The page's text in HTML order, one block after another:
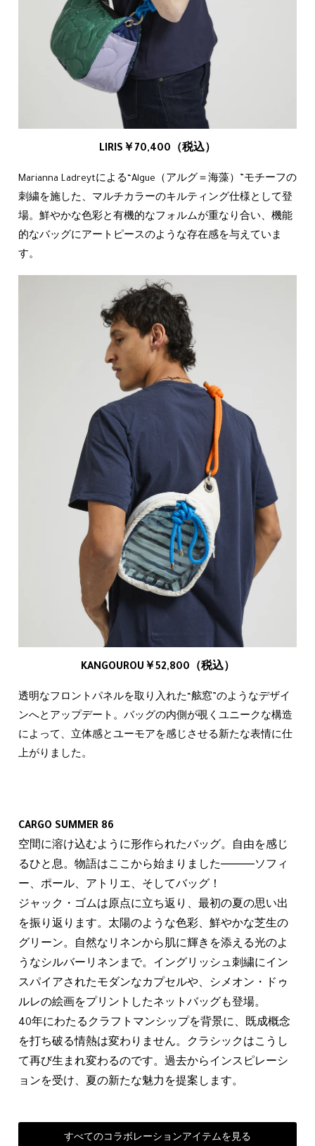
LIRIS￥70,400（税込）
Marianna Ladreytによる“Algue（アルグ＝海藻）”モチーフの
刺繍を施した、マルチカラーのキルティング仕様として登
場。鮮やかな色彩と有機的なフォルムが重なり合い、機能
的なバッグにアートピースのような存在感を与えていま
す。
KANGOUROU￥52,800（税込）
透明なフロントパネルを取り入れた“舷窓”のようなデザイ
ンへとアップデート。バッグの内側が覗くユニークな構造
によって、立体感とユーモアを感じさせる新たな表情に仕
上がりました。
CARGO SUMMER 86
空間に溶け込むように形作られたバッグ。自由を感じ
るひと息。物語はここから始まりました―――ソフィ
ー、ポール、アトリエ、そしてバッグ！
ジャック・ゴムは原点に立ち返り、最初の夏の思い出
を振り返ります。太陽のような色彩、鮮やかな芝生の
グリーン。自然なリネンから肌に輝きを添える光のよ
うなシルバーリネンまで。イングリッシュ刺繍にイン
スパイアされたモダンなカプセルや、シメオン・ドゥ
ルレの絵画をプリントしたネットバッグも登場。
40年にわたるクラフトマンシップを背景に、既成概念
を打ち破る情熱は変わりません。クラシックはこうし
て再び生まれ変わるのです。過去からインスピレーシ
ョンを受け、夏の新たな魅力を提案します。
すべてのコラボレーションアイテムを見る